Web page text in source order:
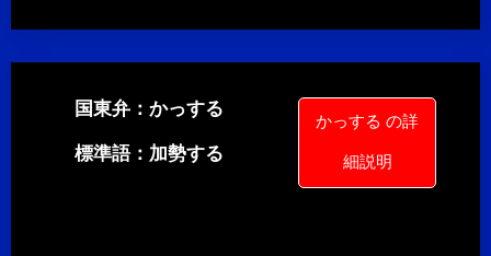
国東弁：かっする
標準語：加勢する
かっする の詳
細説明